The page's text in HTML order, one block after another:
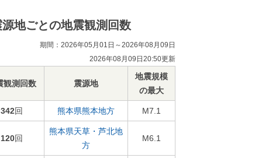
源地ごとの地震観測回数
期間：2026年05月01日～2026年08月09日
2026年08月09日20:50更新
観測回数 震源地
地震規模
の最大
342回 熊本県熊本地方 M7.1
120回
熊本県天草・芦北地
方
M6.1